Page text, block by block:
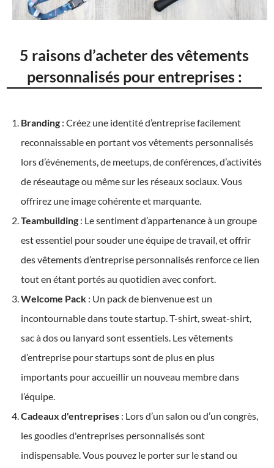
5 raisons d’acheter des vêtements
personnalisés pour entreprises :
Branding: Créez une identité d’entreprise facilement
reconnaissable en portant vos vêtements personnalisés
lors d’événements, de meetups, de conférences, d’activités
de réseautage ou même sur les réseaux sociaux. Vous
offrirez une image cohérente et marquante.
Teambuilding: Le sentiment d’appartenance à un groupe
est essentiel pour souder une équipe de travail, et offrir
des vêtements d’entreprise personnalisés renforce ce lien
tout en étant portés au quotidien avec confort.
Welcome Pack: Un pack de bienvenue est un
incontournable dans toute startup. T-shirt, sweat-shirt,
sac à dos ou lanyard sont essentiels. Les vêtements
d’entreprise pour startups sont de plus en plus
importants pour accueillir un nouveau membre dans
l’équipe.
Cadeaux d'entreprises: Lors d’un salon ou d’un congrès,
les goodies d'entreprises personnalisés sont
indispensable. Vous pouvez le porter sur le stand ou